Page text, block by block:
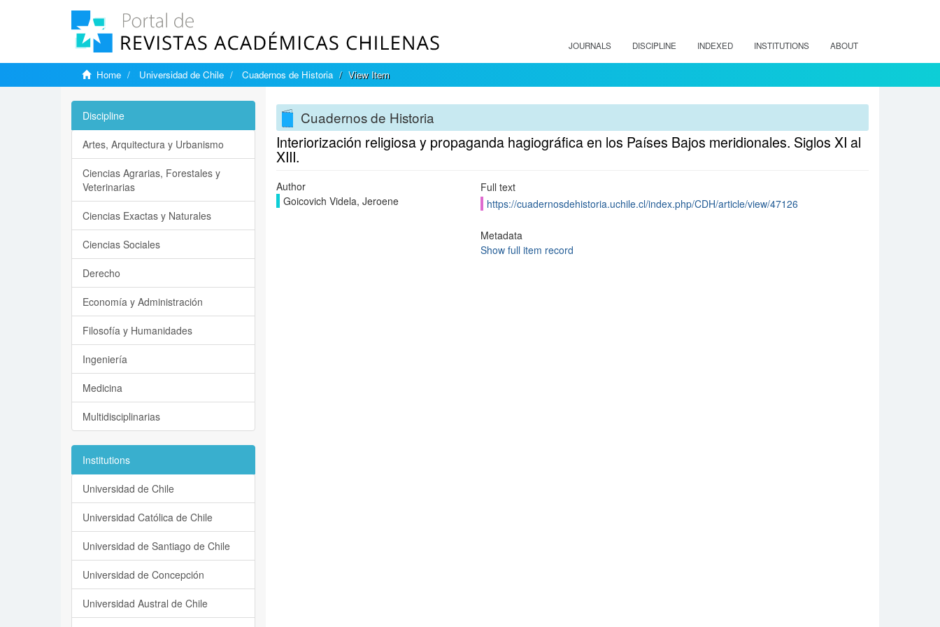
JOURNALS DISCIPLINE INDEXED INSTITUTIONS ABOUT
Home Universidad de Chile Cuadernos de Historia View Item
Cuadernos de Historia
Interiorización religiosa y propaganda hagiográfica en los Países Bajos meridionales. Siglos XI al
XIII.
Author
Goicovich Videla, Jeroene
Full text
https://cuadernosdehistoria.uchile.cl/index.php/CDH/article/view/47126
Metadata
Show full item record
Discipline
Artes, Arquitectura y Urbanismo
Ciencias Agrarias, Forestales y
Veterinarias
Ciencias Exactas y Naturales
Ciencias Sociales
Derecho
Economía y Administración
Filosofía y Humanidades
Ingeniería
Medicina
Multidisciplinarias
Institutions
Universidad de Chile
Universidad Católica de Chile
Universidad de Santiago de Chile
Universidad de Concepción
Universidad Austral de Chile